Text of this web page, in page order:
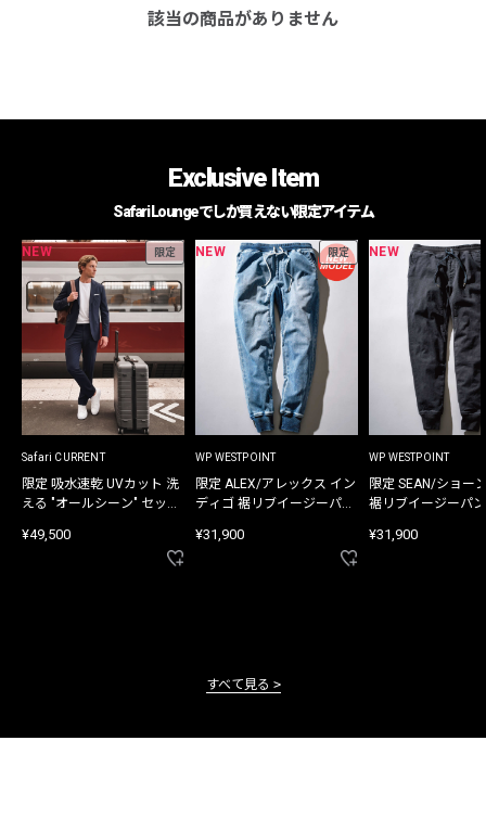
該当の商品がありません
Exclusive Item
Safari Loungeでしか買えない限定アイテム
NEW 限定
Safari CURRENT
限定 吸水速乾 UVカット 洗
える "オールシーン" セット
¥49,500
NEW 限定
WP WESTPOINT
限定 ALEX/アレックス イン
ディゴ 裾リブイージーパン
¥31,900
NEW
WP WESTPOINT
限定 SEAN/ショー
裾リブイージーパ
¥31,900
すべて見る